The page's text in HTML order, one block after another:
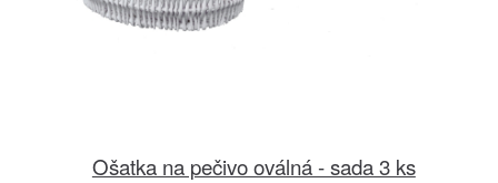
Ošatka na pečivo oválná - sada 3 ks